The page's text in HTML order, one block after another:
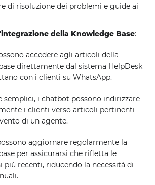
di risoluzione dei problemi e guide ai
della Knowledge Base:
accedere agli articoli della
direttamente dal sistema HelpDesk
con i clienti su WhatsApp.
semplici, i chatbot possono indirizzare
i clienti verso articoli pertinenti
di un agente.
aggiornare regolarmente la
per assicurarsi che rifletta le
più recenti, riducendo la necessità di